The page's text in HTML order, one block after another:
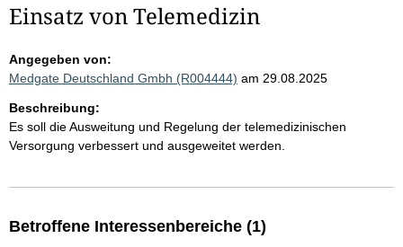
Einsatz von Telemedizin
Angegeben von:
Medgate Deutschland Gmbh (R004444) am 29.08.2025
Beschreibung:
Es soll die Ausweitung und Regelung der telemedizinischen
Versorgung verbessert und ausgeweitet werden.
Betroffene Interessenbereiche (1)